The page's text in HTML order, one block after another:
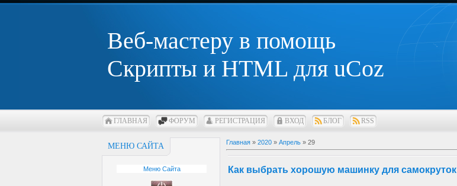
Веб-мастеру в помощь
Скрипты и HTML для uCoz
ГЛАВНАЯ ФОРУМ РЕГИСТРАЦИЯ ВХОД БЛОГ RSS
МЕНЮ САЙТА
Меню Сайта
Главная » 2020 » Апрель » 29
Как выбрать хорошую машинку для самокруток